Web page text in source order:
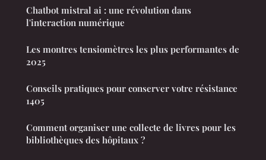
Chatbot mistral ai : une révolution dans
l'interaction numérique
Les montres tensiomètres les plus performantes de
2025
Conseils pratiques pour conserver votre résistance
1405
Comment organiser une collecte de livres pour les
bibliothèques des hôpitaux ?